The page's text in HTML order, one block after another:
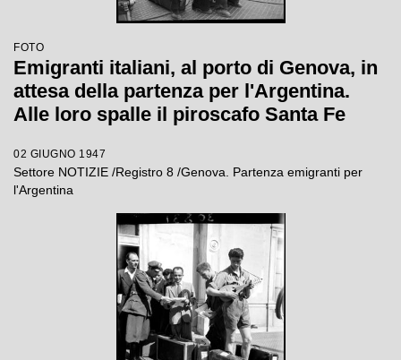
FOTO
Emigranti italiani, al porto di Genova, in
attesa della partenza per l'Argentina.
Alle loro spalle il piroscafo Santa Fe
02 GIUGNO 1947
Settore NOTIZIE /Registro 8 /Genova. Partenza emigranti per
l'Argentina